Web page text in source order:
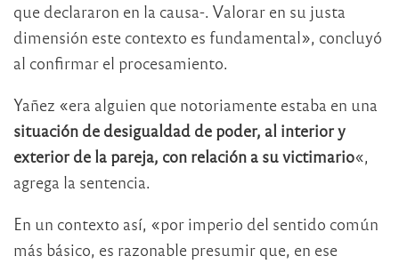
que declararon en la causa-. Valorar en su justa
dimensión este contexto es fundamental», concluyó
al confirmar el procesamiento.
Yañez «era alguien que notoriamente estaba en una
situación de desigualdad de poder, al interior y
exterior de la pareja, con relación a su victimario«,
agrega la sentencia.
En un contexto así, «por imperio del sentido común
más básico, es razonable presumir que, en ese